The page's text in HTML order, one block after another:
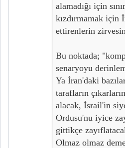
alamadığı için
kızdırmamak için
ettirenlerin
Bu noktada;
senaryoyu
Ya İran'daki
tarafların
alacak, İsrail'in
Ordusu'nu iyice
gittikçe
Olmaz olmaz